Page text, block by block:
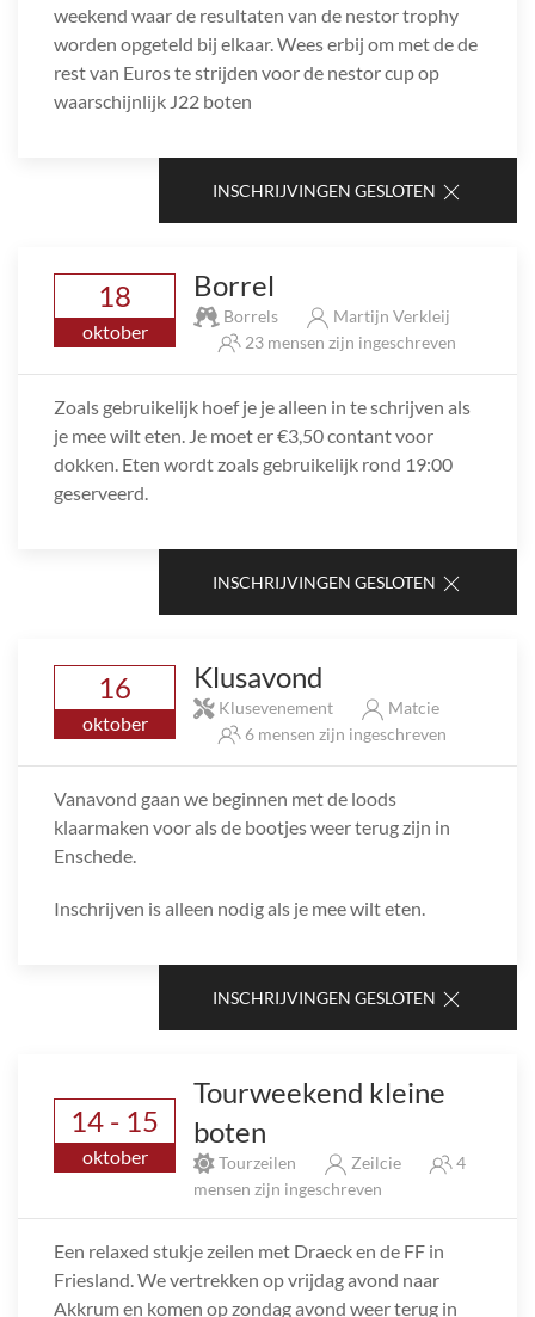
weekend waar de resultaten van de nestor trophy
worden opgeteld bij elkaar. Wees erbij om met de de
rest van Euros te strijden voor de nestor cup op
waarschijnlijk J22 boten
INSCHRIJVINGEN GESLOTEN
18
oktober
Borrel
Borrels
Martijn Verkleij
23 mensen zijn ingeschreven
Zoals gebruikelijk hoef je je alleen in te schrijven als
je mee wilt eten. Je moet er €3,50 contant voor
dokken. Eten wordt zoals gebruikelijk rond 19:00
geserveerd.
INSCHRIJVINGEN GESLOTEN
16
oktober
Klusavond
Klusevenement
Matcie
6 mensen zijn ingeschreven
Vanavond gaan we beginnen met de loods
klaarmaken voor als de bootjes weer terug zijn in
Enschede.
Inschrijven is alleen nodig als je mee wilt eten.
INSCHRIJVINGEN GESLOTEN
14 - 15
oktober
Tourweekend kleine
boten
Tourzeilen Zeilcie
4
mensen zijn ingeschreven
Een relaxed stukje zeilen met Draeck en de FF in
Friesland. We vertrekken op vrijdag avond naar
Akkrum en komen op zondag avond weer terug in